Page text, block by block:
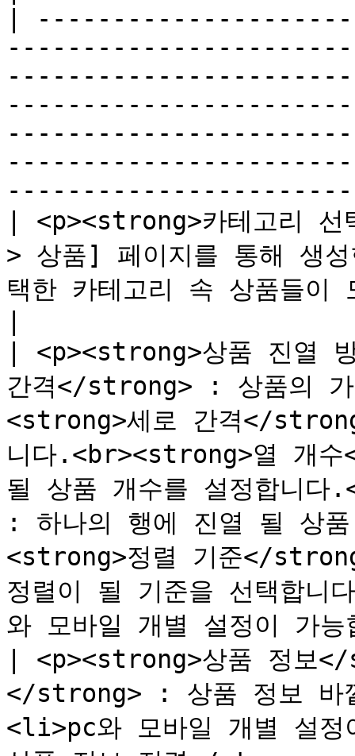
|
| <p><strong>카테고리
> 상품] 페이지를 통해 생
택한 카테고리 속 상품들이
| <p><strong>상품 진열
간격</strong> : 상품의 가
<strong>세로 간격</
니다.<br><strong>열 개
될 상품 개수를 설정합니
: 하나의 행에 진열 될 상
<strong>정렬 기준</
정렬이 될 기준을 선택합
와 모바일 개별 설정이
| <p><strong>상품 정보
</strong> : 상품 정보 바
<li>pc와 모바일 개별 설